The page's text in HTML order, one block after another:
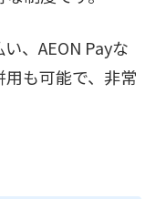
、AEON Payな
も可能で、非常